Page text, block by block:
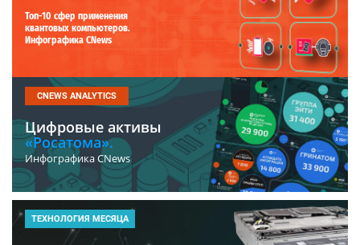
Топ-10 сфер применения
квантовых компьютеров.
Инфографика CNews
CNEWS ANALYTICS
Цифровые активы
«Росатома».
Инфографика CNews
ТЕХНОЛОГИЯ МЕСЯЦА